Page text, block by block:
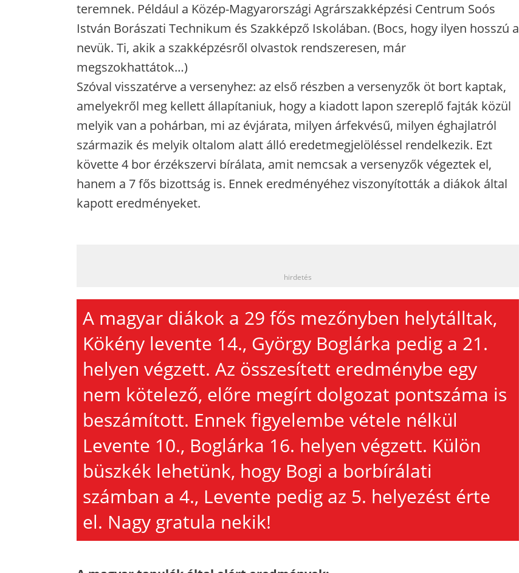
teremnek. Például a Közép-Magyarországi Agrárszakképzési Centrum Soós
István Borászati Technikum és Szakképző Iskolában. (Bocs, hogy ilyen hosszú a
nevük. Ti, akik a szakképzésről olvastok rendszeresen, már
megszokhattátok…)
Szóval visszatérve a versenyhez: az első részben a versenyzők öt bort kaptak,
amelyekről meg kellett állapítaniuk, hogy a kiadott lapon szereplő fajták közül
melyik van a pohárban, mi az évjárata, milyen árfekvésű, milyen éghajlatról
származik és melyik oltalom alatt álló eredetmegjelöléssel rendelkezik. Ezt
követte 4 bor érzékszervi bírálata, amit nemcsak a versenyzők végeztek el,
hanem a 7 fős bizottság is. Ennek eredményéhez viszonyították a diákok által
kapott eredményeket.
hirdetés
A magyar diákok a 29 fős mezőnyben helytálltak,
Kökény levente 14., György Boglárka pedig a 21.
helyen végzett. Az összesített eredménybe egy
nem kötelező, előre megírt dolgozat pontszáma is
beszámított. Ennek figyelembe vétele nélkül
Levente 10., Boglárka 16. helyen végzett. Külön
büszkék lehetünk, hogy Bogi a borbírálati
számban a 4., Levente pedig az 5. helyezést érte
el. Nagy gratula nekik!